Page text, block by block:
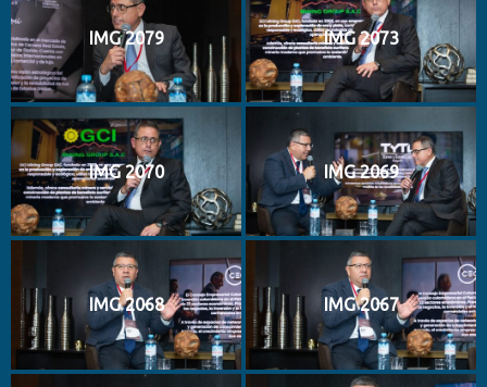
IMG 2079 IMG 2073
IMG 2070 IMG 2069
IMG 2068 IMG 2067